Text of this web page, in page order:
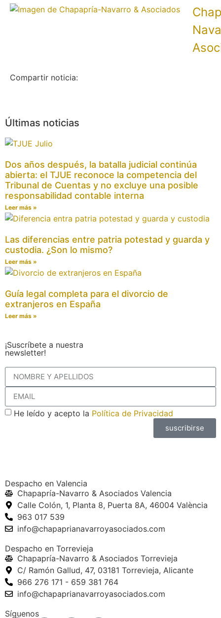
Compartir noticia:
Últimas noticias
Dos años después, la batalla judicial continúa
abierta: el TJUE reconoce la competencia del
Tribunal de Cuentas y no excluye una posible
responsabilidad contable interna
Leer más »
Las diferencias entre patria potestad y guarda y
custodia. ¿Son lo mismo?
Leer más »
Guía legal completa para el divorcio de
extranjeros en España
Leer más »
¡Suscríbete a nuestra
newsletter!
He leído y acepto la Política de Privacidad
suscribirse
Despacho en Valencia
Chapapría-Navarro & Asociados Valencia
Calle Colón, 1, Planta 8, Puerta 8A, 46004 València
963 017 539
info@chapaprianavarroyasociados.com
Despacho en Torrevieja
Chapapría-Navarro & Asociados Torrevieja
C/ Ramón Gallud, 47, 03181 Torrevieja, Alicante
966 276 171 - 659 381 764
info@chapaprianavarroyasociados.com
Síguenos